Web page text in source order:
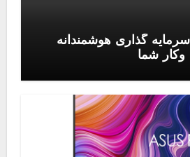
گذاری هوشمندانه
شما